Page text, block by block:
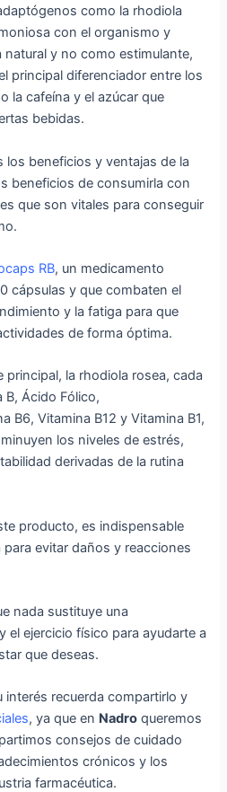
como la rhodiola
con el organismo y
y no como estimulante,
principal diferenciador entre los
la cafeína y el azúcar que
bebidas.
beneficios y ventajas de la
beneficios de consumirla con
que son vitales para conseguir
RB, un medicamento
cápsulas y que combaten el
y la fatiga para que
de forma óptima.
principal, la rhodiola rosea, cada
Ácido Fólico,
B6, Vitamina B12 y Vitamina B1,
los niveles de estrés,
derivadas de la rutina
producto, es indispensable
evitar daños y reacciones
nada sustituye una
el ejercicio físico para ayudarte a
que deseas.
interés recuerda compartirlo y
, ya que en Nadro queremos
consejos de cuidado
crónicos y los
farmacéutica.